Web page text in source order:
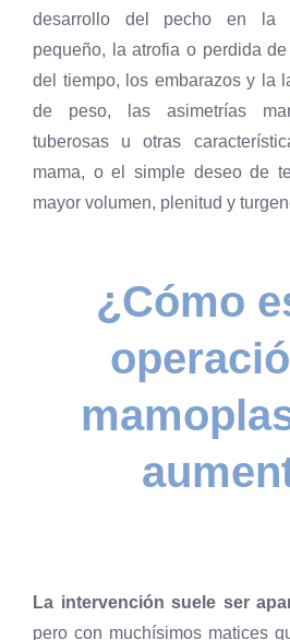
desarrollo del pecho en la
pequeño, la atrofia o perdida
del tiempo, los embarazos y la
de peso, las asimetrías
tuberosas u otras
mama, o el simple deseo de
mayor volumen, plenitud y
¿Cómo
La intervención suele ser
pero con muchísimos matices